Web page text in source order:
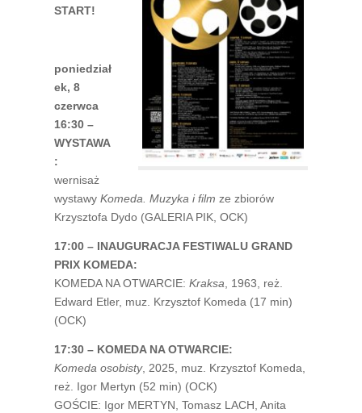
START!
poniedział
ek, 8
czerwca
16:30 –
WYSTAWA
:
wernisaż
wystawyKomeda. Muzyka i film ze zbiorów
Krzysztofa Dydo (GALERIA PIK, OCK)
17:00 – INAUGURACJA FESTIWALU GRAND
PRIX KOMEDA:
KOMEDA NA OTWARCIE:Kraksa , 1963, reż.
Edward Etler, muz. Krzysztof Komeda (17 min)
(OCK)
17:30 – KOMEDA NA OTWARCIE:
Komeda osobisty, 2025, muz. Krzysztof Komeda,
reż. Igor Mertyn (52 min) (OCK)
GOŚCIE: Igor MERTYN, Tomasz LACH, Anita